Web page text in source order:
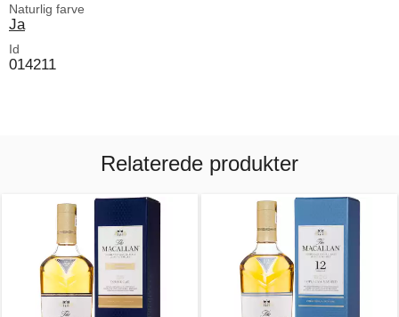
Naturlig farve
Ja
Id
014211
Relaterede produkter